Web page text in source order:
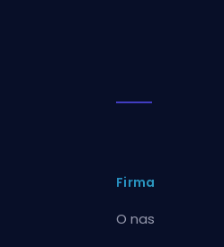
Firma
O nas